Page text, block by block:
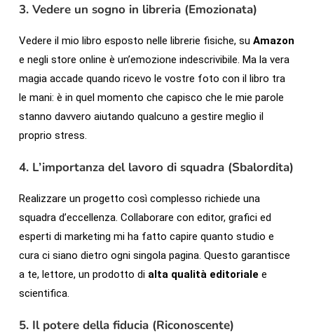
3. Vedere un sogno in libreria (Emozionata)
Vedere il mio libro esposto nelle librerie fisiche, su Amazon
e negli store online è un’emozione indescrivibile. Ma la vera
magia accade quando ricevo le vostre foto con il libro tra
le mani: è in quel momento che capisco che le mie parole
stanno davvero aiutando qualcuno a gestire meglio il
proprio stress.
4. L’importanza del lavoro di squadra (Sbalordita)
Realizzare un progetto così complesso richiede una
squadra d’eccellenza. Collaborare con editor, grafici ed
esperti di marketing mi ha fatto capire quanto studio e
cura ci siano dietro ogni singola pagina. Questo garantisce
a te, lettore, un prodotto di alta qualità editoriale e
scientifica.
5. Il potere della fiducia (Riconoscente)